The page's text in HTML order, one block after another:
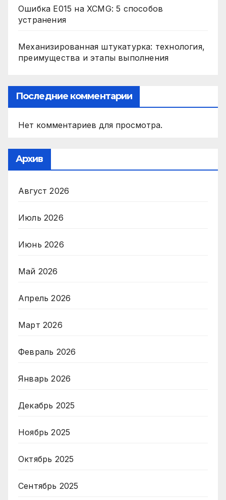
Ошибка E015 на XCMG: 5 способов
устранения
Механизированная штукатурка: технология,
преимущества и этапы выполнения
Последние комментарии
Нет комментариев для просмотра.
Архив
Август 2026
Июль 2026
Июнь 2026
Май 2026
Апрель 2026
Март 2026
Февраль 2026
Январь 2026
Декабрь 2025
Ноябрь 2025
Октябрь 2025
Сентябрь 2025